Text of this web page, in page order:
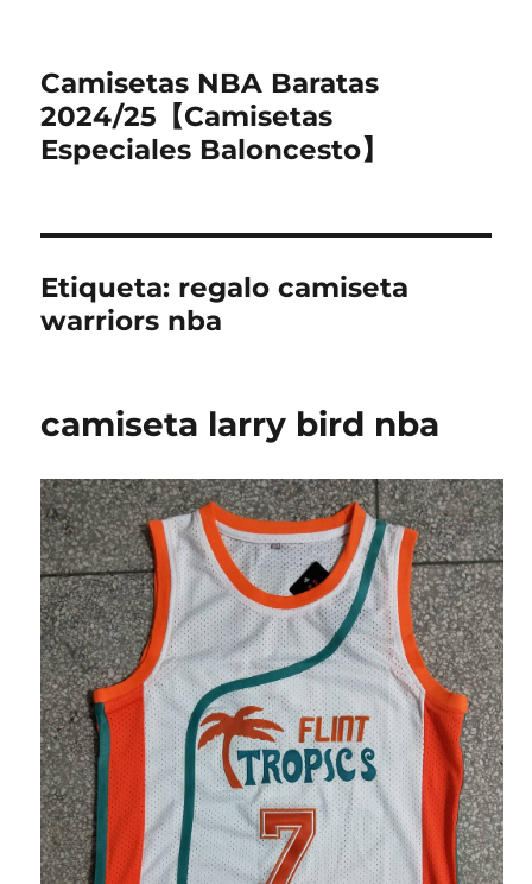
Camisetas NBA Baratas
2024/25【Camisetas
Especiales Baloncesto】
Etiqueta: regalo camiseta
warriors nba
camiseta larry bird nba